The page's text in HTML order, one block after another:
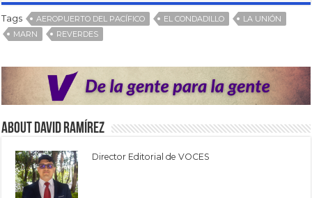
Tags AEROPUERTO DEL PACÍFICO EL CONDADILLO
LA UNIÓN
MARN
REVERDES
About David Ramírez
Director Editorial de VOCES